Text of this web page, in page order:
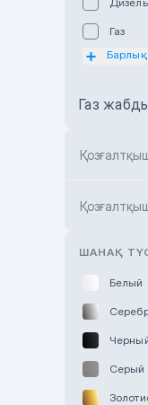
Subaru
Toyota
TANK
Газ
Барлық
Газ
ШАНАҚ
Белый
Серый